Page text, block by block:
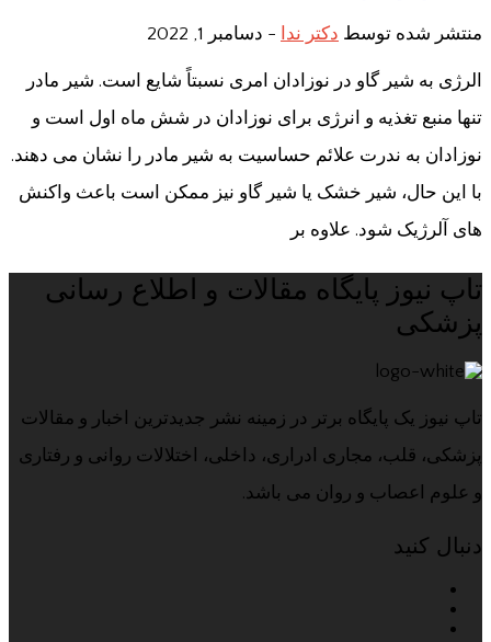
منتشر شده توسط دکتر ندا - دسامبر 1, 2022
الرژی به شیر گاو در نوزادان امری نسبتاً شایع است. شیر مادر
تنها منبع تغذیه و انرژی برای نوزادان در شش ماه اول است و
نوزادان به ندرت علائم حساسیت به شیر مادر را نشان می دهند.
با این حال، شیر خشک یا شیر گاو نیز ممکن است باعث واکنش
های آلرژیک شود. علاوه بر
تاپ نیوز پایگاه مقالات و اطلاع رسانی
پزشکی
تاپ نیوز یک پایگاه برتر در زمینه نشر جدیدترین اخبار و مقالات
پزشکی، قلب، مجاری ادراری، داخلی، اختلالات روانی و رفتاری
و علوم اعصاب و روان می باشد.
دنبال کنید